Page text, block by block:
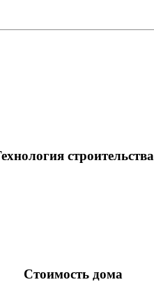
строительства
Стоимость дома